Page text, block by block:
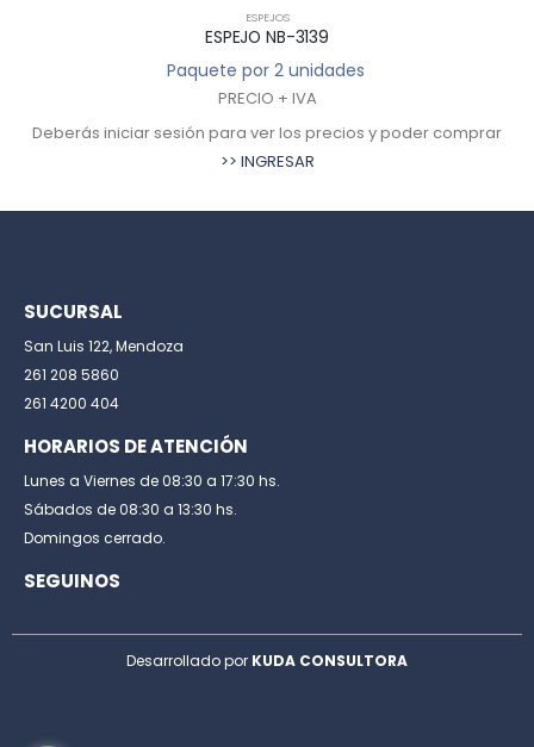
ESPEJOS
ESPEJO NB-3139
Paquete por 2 unidades
PRECIO + IVA
Deberás iniciar sesión para ver los precios y poder comprar
>> INGRESAR
SUCURSAL
San Luis 122, Mendoza
261 208 5860
261 4200 404
HORARIOS DE ATENCIÓN
Lunes a Viernes de 08:30 a 17:30 hs.
Sábados de 08:30 a 13:30 hs.
Domingos cerrado.
SEGUINOS
Desarrollado por KUDA CONSULTORA